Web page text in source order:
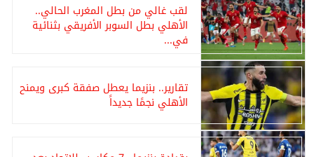
لقب غالي من بطل المغرب الحالي..
الأهلي بطل السوبر الأفريقي بثنائية
في...
تقارير.. بنزيما يعطل صفقة كبرى ويمنح
الأهلي نجمًا جديداً